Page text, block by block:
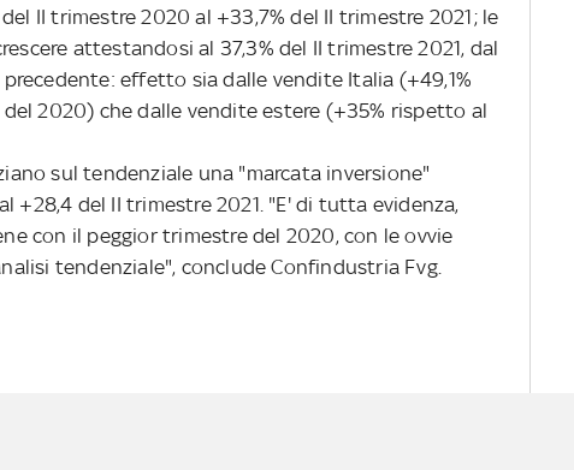
del II trimestre 2020 al +33,7% del II trimestre 2021; le
attestandosi al 37,3% del II trimestre 2021, dal
effetto sia dalle vendite Italia (+49,1%
2020) che dalle vendite estere (+35% rispetto al
sul tendenziale una "marcata inversione"
+28,4 del II trimestre 2021. "E' di tutta evidenza,
con il peggior trimestre del 2020, con le ovvie
tendenziale", conclude Confindustria Fvg.